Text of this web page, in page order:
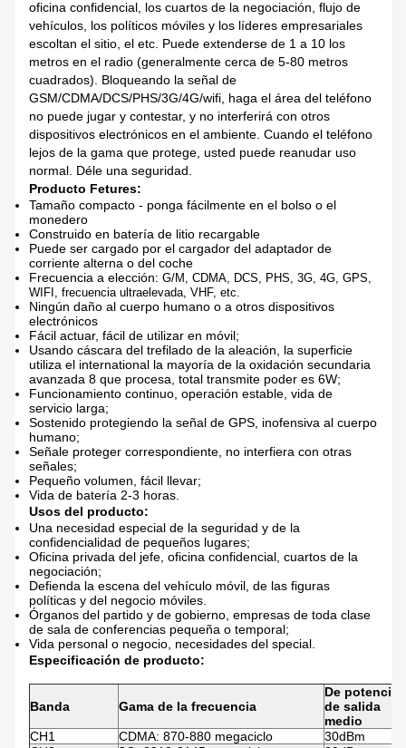
oficina confidencial, los cuartos de la negociación, flujo de
vehículos, los políticos móviles y los líderes empresariales
escoltan el sitio, el etc. Puede extenderse de 1 a 10 los
metros en el radio (generalmente cerca de 5-80 metros
cuadrados). Bloqueando la señal de
GSM/CDMA/DCS/PHS/3G/4G/wifi, haga el área del teléfono
no puede jugar y contestar, y no interferirá con otros
dispositivos electrónicos en el ambiente. Cuando el teléfono
lejos de la gama que protege, usted puede reanudar uso
normal. Déle una seguridad.
Producto Fetures:
Tamaño compacto - ponga fácilmente en el bolso o el
monedero
Construido en batería de litio recargable
Puede ser cargado por el cargador del adaptador de
corriente alterna o del coche
Frecuencia a elección: G/M, CDMA, DCS, PHS, 3G, 4G, GPS,
WIFI, frecuencia ultraelevada, VHF, etc.
Ningún daño al cuerpo humano o a otros dispositivos
electrónicos
Fácil actuar, fácil de utilizar en móvil;
Usando cáscara del trefilado de la aleación, la superficie
utiliza el international la mayoría de la oxidación secundaria
avanzada 8 que procesa, total transmite poder es 6W;
Funcionamiento continuo, operación estable, vida de
servicio larga;
Sostenido protegiendo la señal de GPS, inofensiva al cuerpo
humano;
Señale proteger correspondiente, no interfiera con otras
señales;
Pequeño volumen, fácil llevar;
Vida de batería 2-3 horas.
Usos del producto:
Una necesidad especial de la seguridad y de la
confidencialidad de pequeños lugares;
Oficina privada del jefe, oficina confidencial, cuartos de la
negociación;
Defienda la escena del vehículo móvil, de las figuras
políticas y del negocio móviles.
Órganos del partido y de gobierno, empresas de toda clase
de sala de conferencias pequeña o temporal;
Vida personal o negocio, necesidades del special.
Especificación de producto:
Banda Gama de la frecuencia
De potencia
de salida
medio
CH1
CDMA: 870-880 megaciclo
30dBm